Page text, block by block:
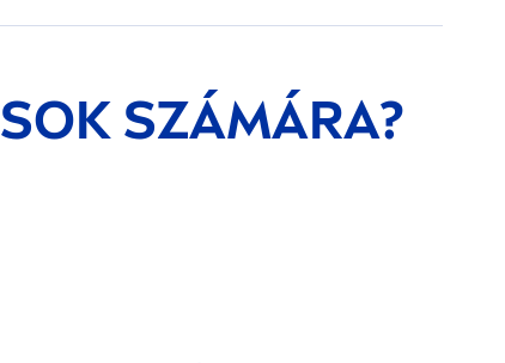
SZÁMÁRA?